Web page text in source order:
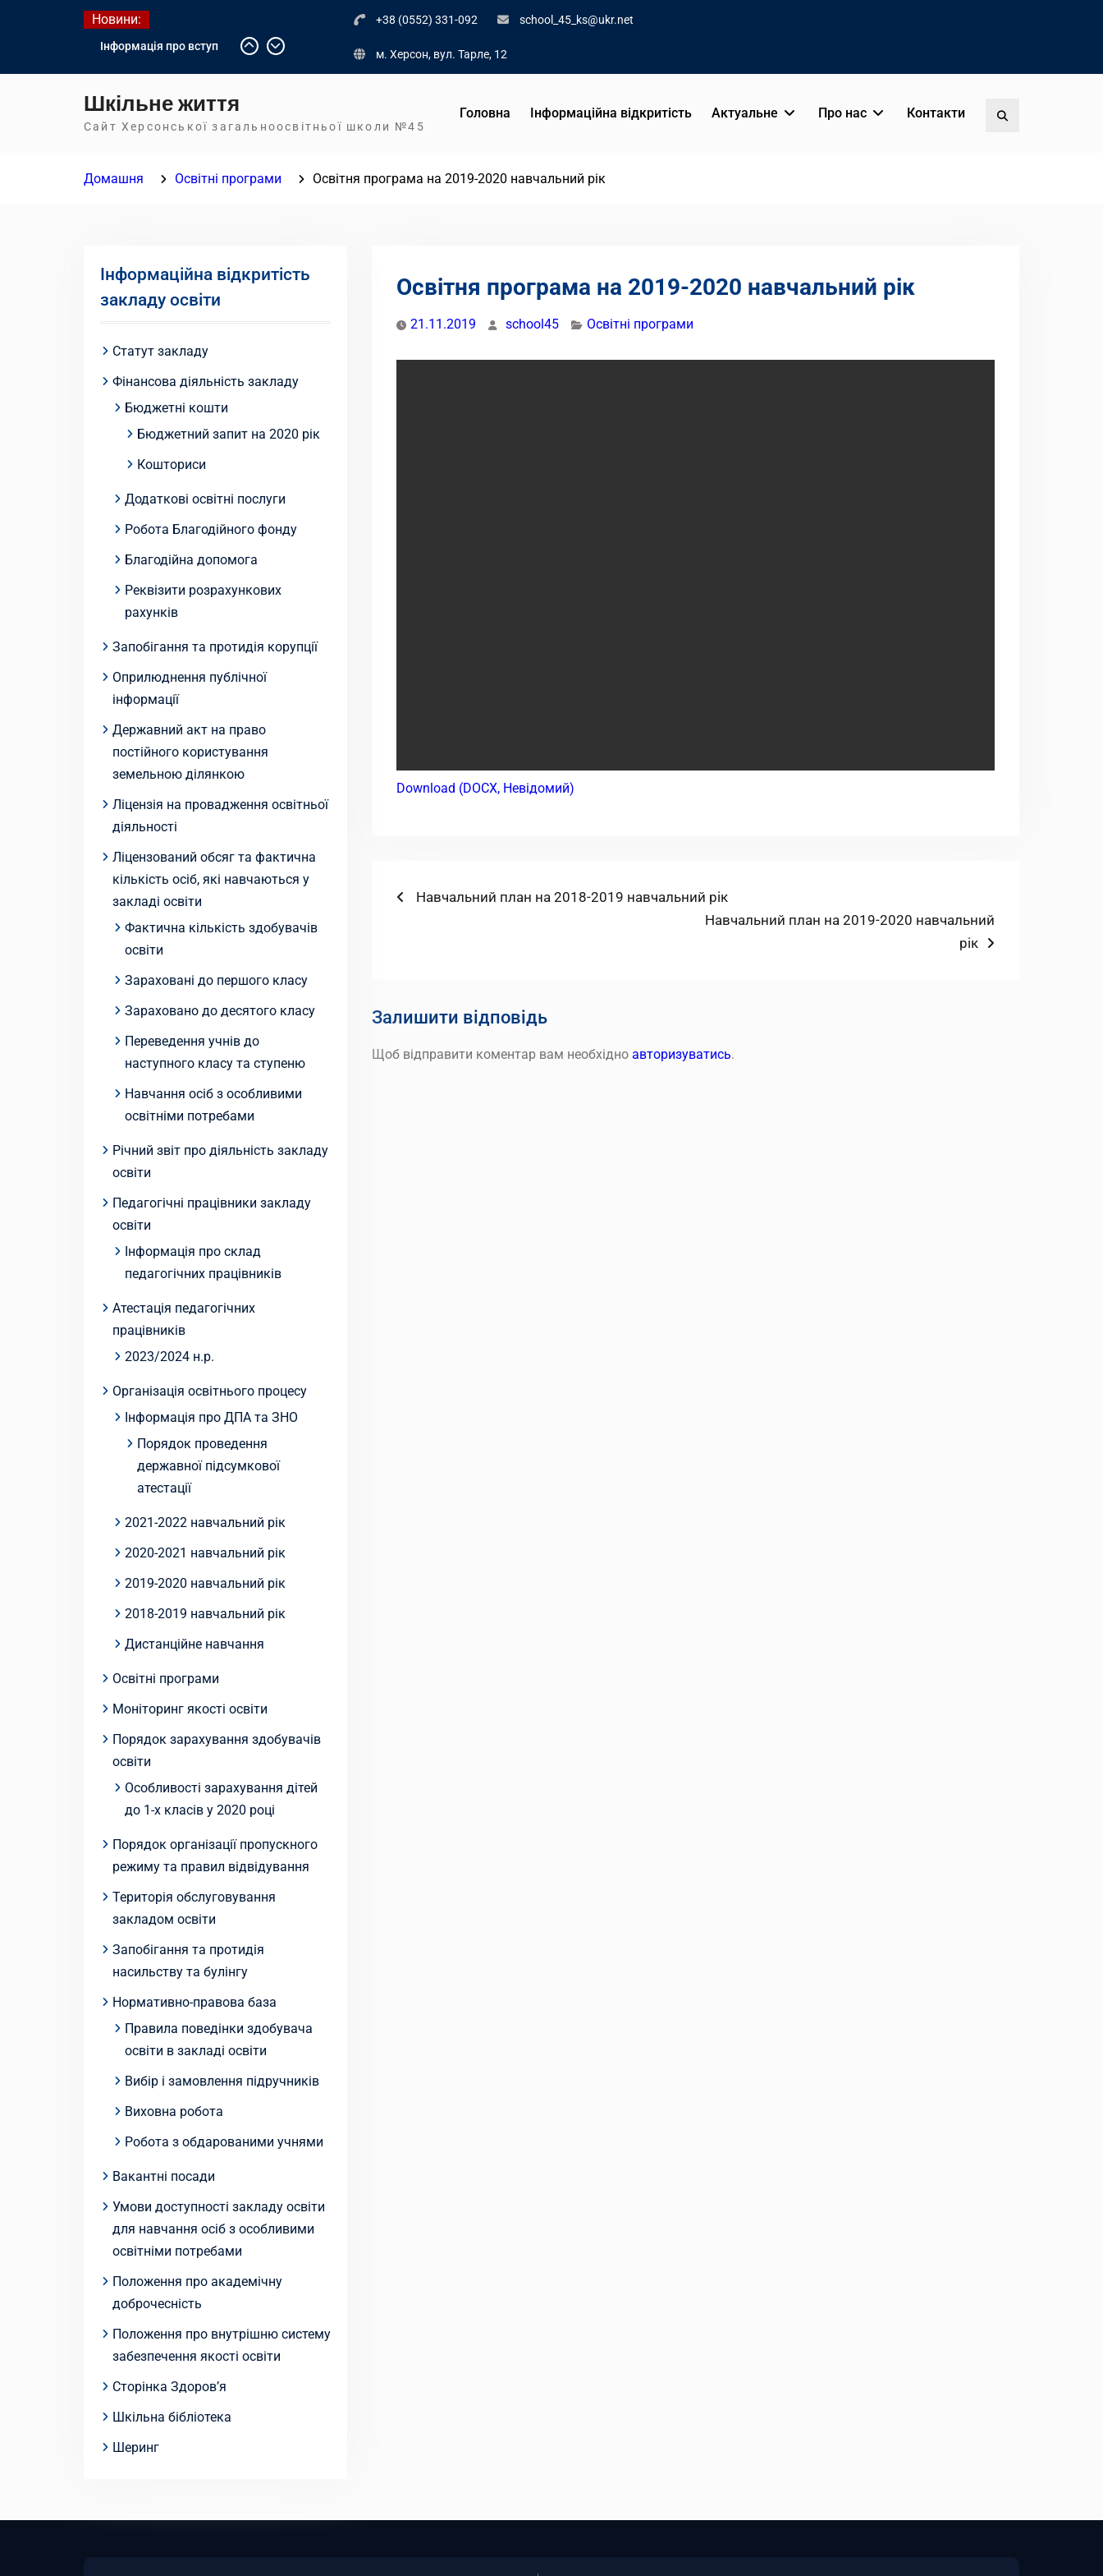
Новини:
Інформація про вступ
українських закладів
освіти
Діалог з бізнесом
+38 (0552) 331-092 school_45_ks@ukr.net
м. Херсон, вул. Тарле, 12
Шкільне життя
Сайт Херсонської загальноосвітньої школи №45
Головна Інформаційна відкритість Актуальне Про нас Контакти
Домашня Освітні програми Освітня програма на 2019-2020 навчальний рік
Освітня програма на 2019-2020 навчальний рік
21.11.2019 school45 Освітні програми
Download (DOCX, Невідомий)
Навігація
Попередній
Навчальний план на 2018-2019 навчальний рік
Наступний
Навчальний план на 2019-2020 навчальний
рік
Залишити відповідь
Щоб відправити коментар вам необхідно авторизуватись.
Інформаційна відкритість
закладу освіти
Статут закладу
Фінансова діяльність закладу
Бюджетні кошти
Бюджетний запит на 2020 рік
Кошториси
Додаткові освітні послуги
Робота Благодійного фонду
Благодійна допомога
Реквізити розрахункових
рахунків
Запобігання та протидія корупції
Оприлюднення публічної
інформації
Державний акт на право
постійного користування
земельною ділянкою
Ліцензія на провадження освітньої
діяльності
Ліцензований обсяг та фактична
кількість осіб, які навчаються у
закладі освіти
Фактична кількість здобувачів
освіти
Зараховані до першого класу
Зараховано до десятого класу
Переведення учнів до
наступного класу та ступеню
Навчання осіб з особливими
освітніми потребами
Річний звіт про діяльність закладу
освіти
Педагогічні працівники закладу
освіти
Інформація про склад
педагогічних працівників
Атестація педагогічних
працівників
2023/2024 н.р.
Організація освітнього процесу
Інформація про ДПА та ЗНО
Порядок проведення
державної підсумкової
атестації
2021-2022 навчальний рік
2020-2021 навчальний рік
2019-2020 навчальний рік
2018-2019 навчальний рік
Дистанційне навчання
Освітні програми
Моніторинг якості освіти
Порядок зарахування здобувачів
освіти
Особливості зарахування дітей
до 1-х класів у 2020 році
Порядок організації пропускного
режиму та правил відвідування
Територія обслуговування
закладом освіти
Запобігання та протидія
насильству та булінгу
Нормативно-правова база
Правила поведінки здобувача
освіти в закладі освіти
Вибір і замовлення підручників
Виховна робота
Робота з обдарованими учнями
Вакантні посади
Умови доступності закладу освіти
для навчання осіб з особливими
освітніми потребами
Положення про академічну
доброчесність
Положення про внутрішню систему
забезпечення якості освіти
Сторінка Здоров’я
Шкільна бібліотека
Шеринг